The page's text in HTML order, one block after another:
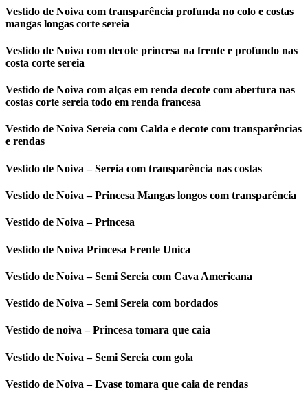
Vestido de Noiva com transparência profunda no colo e costas
mangas longas corte sereia
Vestido de Noiva com decote princesa na frente e profundo nas
costa corte sereia
Vestido de Noiva com alças em renda decote com abertura nas
costas corte sereia todo em renda francesa
Vestido de Noiva Sereia com Calda e decote com transparências
e rendas
Vestido de Noiva – Sereia com transparência nas costas
Vestido de Noiva – Princesa Mangas longos com transparência
Vestido de Noiva – Princesa
Vestido de Noiva Princesa Frente Unica
Vestido de Noiva – Semi Sereia com Cava Americana
Vestido de Noiva – Semi Sereia com bordados
Vestido de noiva – Princesa tomara que caia
Vestido de Noiva – Semi Sereia com gola
Vestido de Noiva – Evase tomara que caia de rendas